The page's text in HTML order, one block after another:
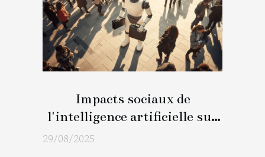
Impacts sociaux de
l'intelligence artificielle sur
le marché du travail
29/08/2025